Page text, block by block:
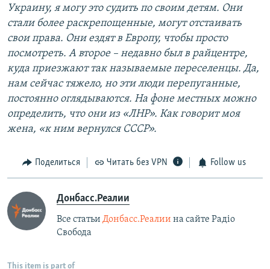
Украину, я могу это судить по своим детям. Они
стали более раскрепощенные, могут отстаивать
свои права. Они ездят в Европу, чтобы просто
посмотреть. А второе – недавно был в райцентре,
куда приезжают так называемые переселенцы. Да,
нам сейчас тяжело, но эти люди перепуганные,
постоянно оглядываются. На фоне местных можно
определить, что они из «ЛНР». Как говорит моя
жена, «к ним вернулся СССР».
Поделиться Читать без VPN Follow us
Донбасс.Реалии
Все статьи Донбасс.Реалии на сайте Радіо
Свобода
This item is part of